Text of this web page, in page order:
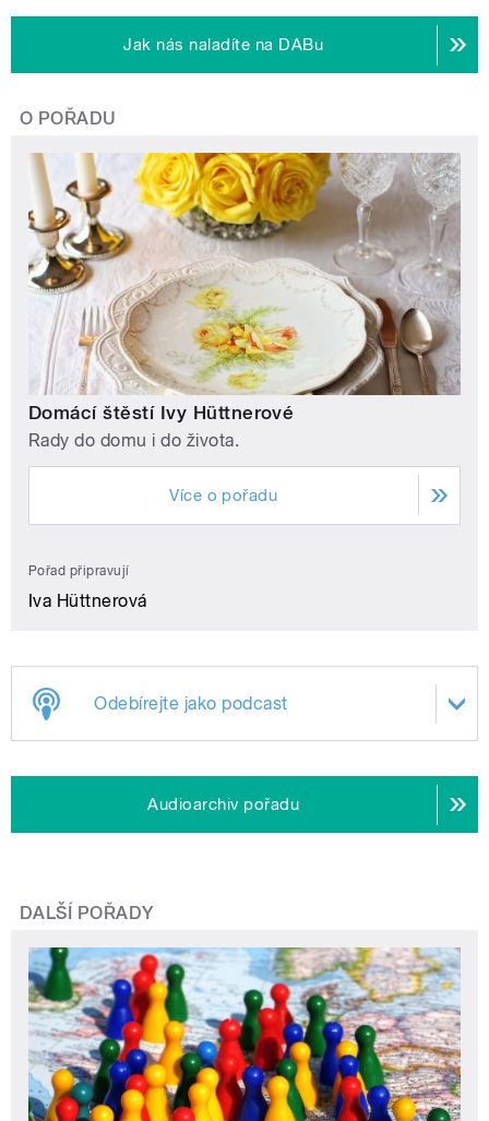
Jak nás naladíte na DABu
O POŘADU
Domácí štěstí Ivy Hüttnerové
Rady do domu i do života.
Více o pořadu
Pořad připravují
Iva Hüttnerová
Odebírejte jako podcast
Audioarchiv pořadu
DALŠÍ POŘADY